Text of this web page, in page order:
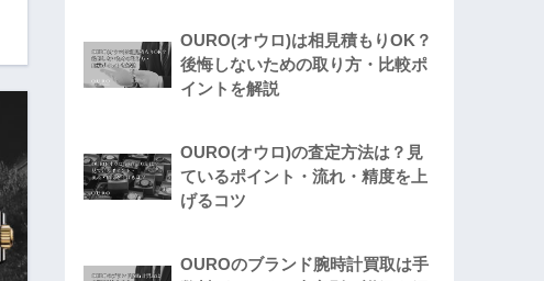
OURO(オウロ)は相見積もりOK？
後悔しないための取り方・比較ポ
イントを解説
OURO(オウロ)の査定方法は？見
ているポイント・流れ・精度を上
げるコツ
OUROのブランド腕時計買取は手